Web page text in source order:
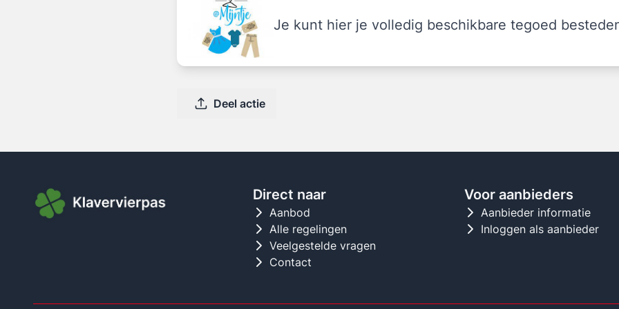
Je kunt hier je volledig beschikbare tegoed
Deel actie
Direct naar
Aanbod
Alle regelingen
Veelgestelde vragen
Contact
Voor aanbieders
Aanbieder informatie
Inloggen als aanbieder